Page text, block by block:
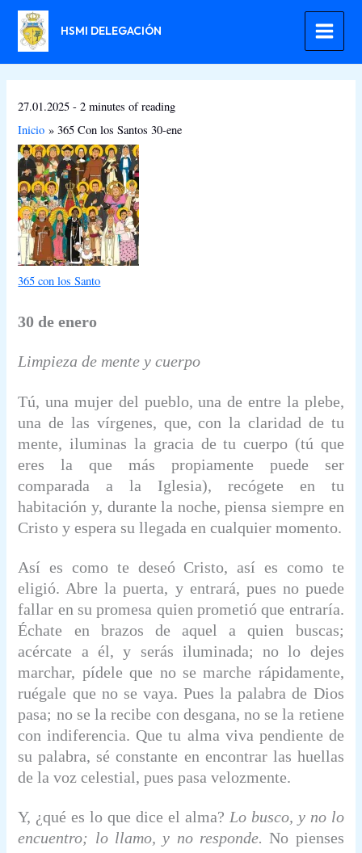
contenido
HSMI DELEGACIÓN
27.01.2025-2 minutes of reading
Inicio
365 Con los Santos 30-ene
365 con los Santo
30 de enero
Limpieza de mente y cuerpo
Tú, una mujer del pueblo, una de entre la plebe,
una de las vírgenes, que, con la claridad de tu
mente, iluminas la gracia de tu cuerpo (tú que
eres la que más propiamente puede ser
comparada a la Iglesia), recógete en tu
habitación y, durante la noche, piensa siempre en
Cristo y espera su llegada en cualquier momento.
Así es como te deseó Cristo, así es como te
eligió. Abre la puerta, y entrará, pues no puede
fallar en su promesa quien prometió que entraría.
Échate en brazos de aquel a quien buscas;
acércate a él, y serás iluminada; no lo dejes
marchar, pídele que no se marche rápidamente,
ruégale que no se vaya. Pues la palabra de Dios
pasa; no se la recibe con desgana, no se la retiene
con indiferencia. Que tu alma viva pendiente de
su palabra, sé constante en encontrar las huellas
de la voz celestial, pues pasa velozmente.
Y, ¿qué es lo que dice el alma? Lo busco, y no lo
encuentro; lo llamo, y no responde. No pienses